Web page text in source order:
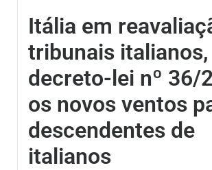
Itália em
tribunais
decreto-lei nº 36/
os novos ventos
descendentes de
italianos